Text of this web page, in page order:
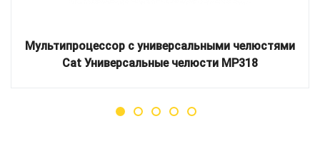
Мультипроцессор с универсальными челюстями
Cat Универсальные челюсти MP318